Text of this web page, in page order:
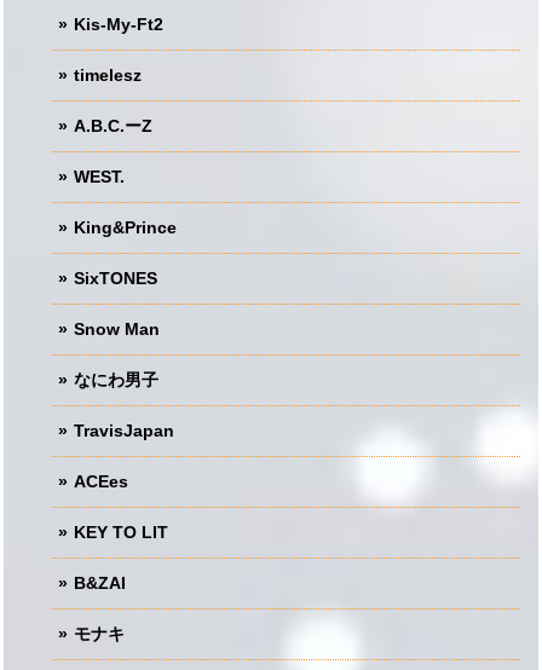
Kis-My-Ft2
timelesz
A.B.C.ーZ
WEST.
King&Prince
SixTONES
Snow Man
なにわ男子
TravisJapan
ACEes
KEY TO LIT
B&ZAI
モナキ